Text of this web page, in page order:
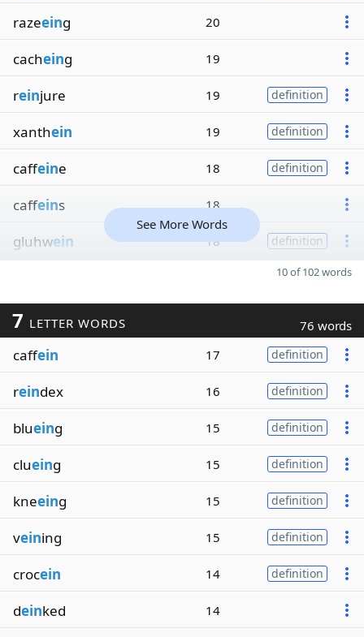
razeeing 20
cacheing 19
reinjure 19 definition
xanthein 19 definition
caffeine 18 definition
caffeins 18
gluhwein 18 definition
See More Words
10 of 102 words
7 LETTER WORDS 76 words
caffein 17 definition
reindex 16 definition
blueing 15 definition
clueing 15 definition
kneeing 15 definition
veining 15 definition
crocein 14 definition
deinked 14